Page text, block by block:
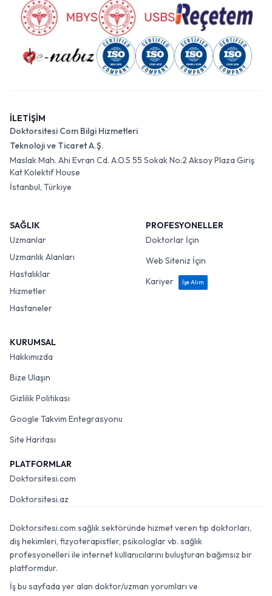
İLETİŞİM
Doktorsitesi Com Bilgi Hizmetleri
Teknoloji ve Ticaret A.Ş.
Maslak Mah. Ahi Evran Cd. A.O.S 55 Sokak No:2 Aksoy Plaza Giriş
Kat Kolektif House
İstanbul, Türkiye
SAĞLIK
Uzmanlar
Uzmanlık Alanları
Hastalıklar
Hizmetler
Hastaneler
PROFESYONELLER
Doktorlar İçin
Web Siteniz İçin
Kariyer
İşe Alım
KURUMSAL
Hakkımızda
Bize Ulaşın
Gizlilik Politikası
Google Takvim Entegrasyonu
Site Haritası
PLATFORMLAR
Doktorsitesi.com
Doktorsitesi.az
Doktorsitesi.com sağlık sektöründe hizmet veren tıp doktorları,
diş hekimleri, fizyoterapistler, psikologlar vb. sağlık
profesyonelleri ile internet kullanıcılarını buluşturan bağımsız bir
platformdur.
İş bu sayfada yer alan doktor/uzman yorumları ve